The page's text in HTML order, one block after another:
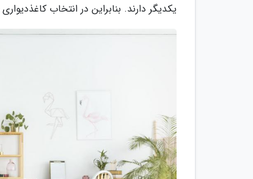
یکدیگر دارند. بنابراین در انتخاب